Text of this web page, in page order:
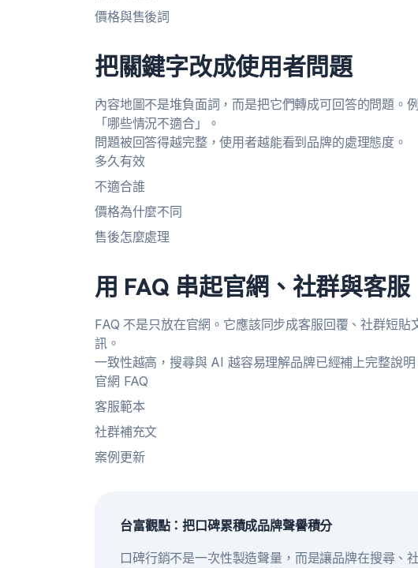
價格與售後詞
把關鍵字改成使用者問題
內容地圖不是堆負面詞，而是把它們轉成可回答的問題。
「哪些情況不適合」。
問題被回答得越完整，使用者越能看到品牌的處理態度。
多久有效
不適合誰
價格為什麼不同
售後怎麼處理
用 FAQ 串起官網、社群與客服
FAQ 不是只放在官網。它應該同步成客服回覆、社群短
訊。
一致性越高，搜尋與 AI 越容易理解品牌已經補上完整說明
官網 FAQ
客服範本
社群補充文
案例更新
台富觀點：把口碑累積成品牌聲譽積分
口碑行銷不是一次性製造聲量，而是讓品牌在搜尋、